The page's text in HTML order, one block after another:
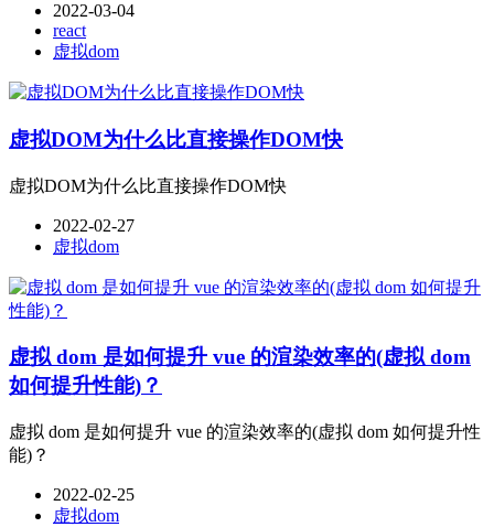
2022-03-04
react
虚拟dom
虚拟DOM为什么比直接操作DOM快
虚拟DOM为什么比直接操作DOM快
2022-02-27
虚拟dom
虚拟 dom 是如何提升 vue 的渲染效率的(虚拟 dom
如何提升性能)？
虚拟 dom 是如何提升 vue 的渲染效率的(虚拟 dom 如何提升性
能)？
2022-02-25
虚拟dom